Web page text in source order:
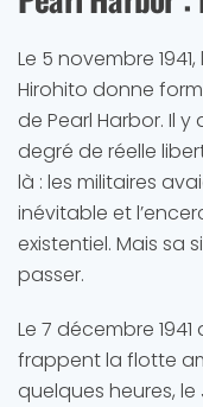
Le 5 novembre
Hirohito donne
de Pearl Harbor. Il
degré de réelle
là : les militaires
inévitable et
existentiel. Mais sa
passer.
Le 7 décembre
frappent la flotte
quelques heures,